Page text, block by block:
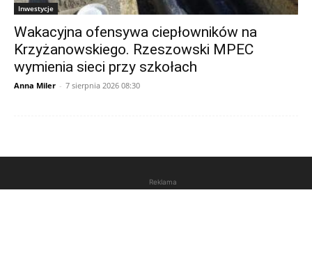
Inwestycje
Wakacyjna ofensywa ciepłowników na
Krzyżanowskiego. Rzeszowski MPEC
wymienia sieci przy szkołach
Anna Miler - 7 sierpnia 2026 08:30
Reklama